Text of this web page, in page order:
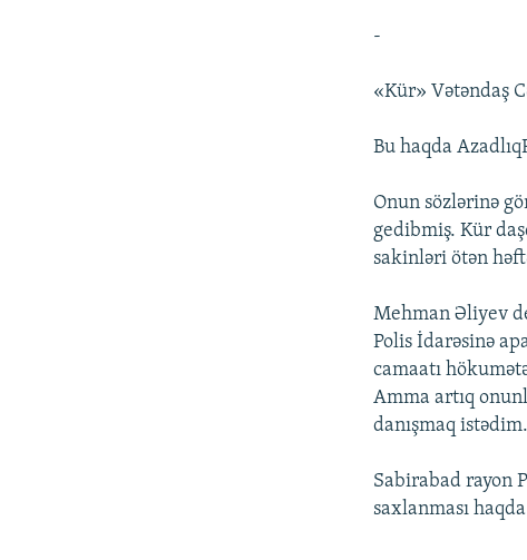
-
«Kür» Vətəndaş
Bu haqda
Onun sözlərinə
gedibmiş. Kür
sakinləri ötən
Mehman Əliyev
Polis İdarəsinə
camaatı
Amma artıq
danışmaq
Sabirabad rayon
saxlanması